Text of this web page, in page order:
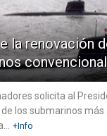
la renovación
solicita al
los submarinos más
+Info